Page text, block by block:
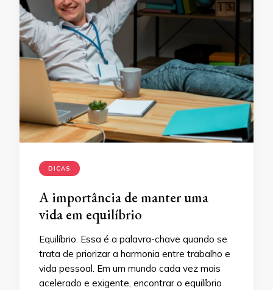
DICAS
A importância de manter uma
vida em equilíbrio
Equilíbrio. Essa é a palavra-chave quando se
trata de priorizar a harmonia entre trabalho e
vida pessoal. Em um mundo cada vez mais
acelerado e exigente, encontrar o equilíbrio